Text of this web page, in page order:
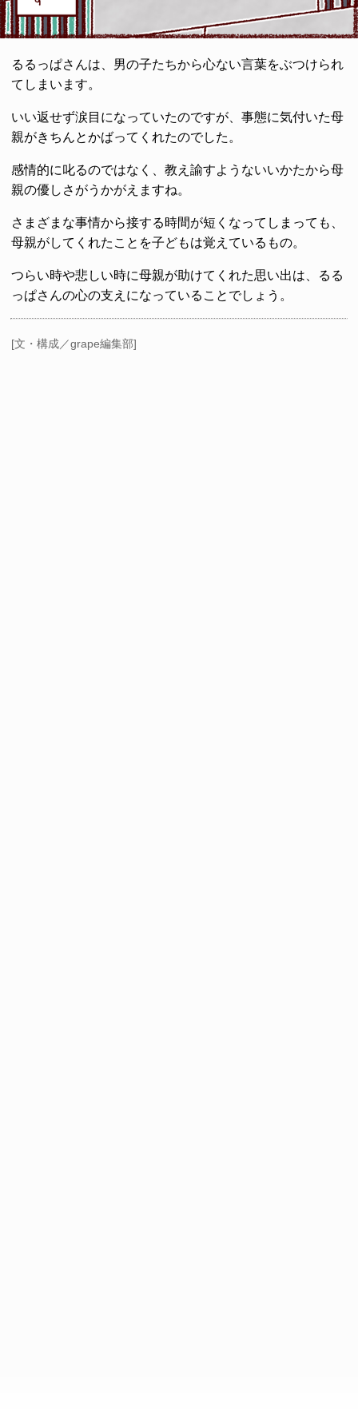
るるっぱさんは、男の子たちから心ない言葉をぶつけられ
てしまいます。
いい返せず涙目になっていたのですが、事態に気付いた母
親がきちんとかばってくれたのでした。
感情的に叱るのではなく、教え諭すようないいかたから母
親の優しさがうかがえますね。
さまざまな事情から接する時間が短くなってしまっても、
母親がしてくれたことを子どもは覚えているもの。
つらい時や悲しい時に母親が助けてくれた思い出は、るる
っぱさんの心の支えになっていることでしょう。
[文・構成／grape編集部]